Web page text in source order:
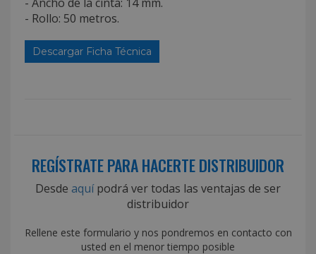
- Rollo: 50 metros.
Descargar Ficha Técnica
REGÍSTRATE PARA HACERTE DISTRIBUIDOR
Desde aquípodrá ver todas las ventajas de ser
distribuidor
Rellene este formulario y nos pondremos en contacto con
usted en el menor tiempo posible